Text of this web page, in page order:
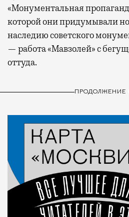
«Монументальная
которой они придумывали
наследию советского
— работа «Мавзолей» с
оттуда.